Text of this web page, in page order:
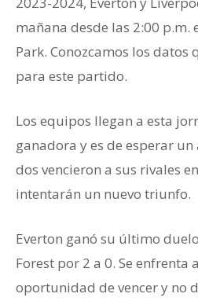
mañana desde las 2:00 p.m.
Park. Conozcamos los datos
para este partido.
Los equipos llegan a esta
ganadora y es de esperar
dos vencieron a sus rivales
intentarán un nuevo triunfo.
Everton ganó su último
Forest por 2 a 0. Se enfrenta
oportunidad de vencer y no